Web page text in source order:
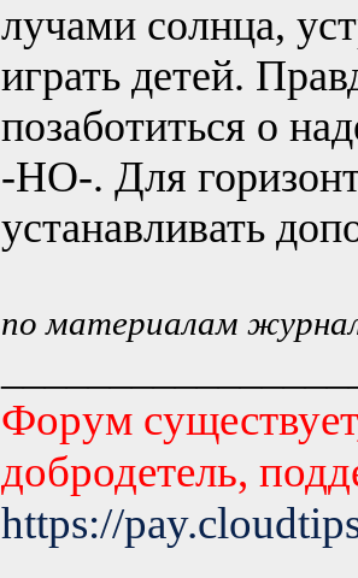
лучами солнца,
играть детей.
позаботиться о
-НО-. Для
устанавливать
по материалам
Форум
добродетель,
https://